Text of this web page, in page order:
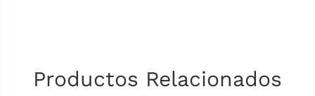
Productos Relacionados